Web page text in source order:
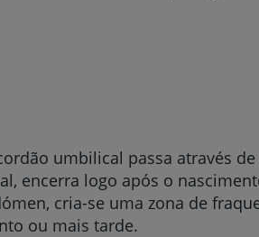
umbilical passa através
encerra logo após o
cria-se uma zona de
ou mais tarde.